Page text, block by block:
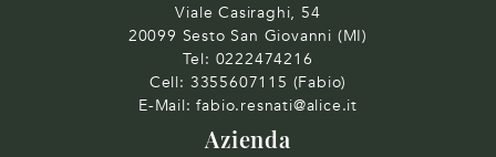
Viale Casiraghi, 54
20099 Sesto San Giovanni (MI)
Tel: 0222474216
Cell: 3355607115 (Fabio)
E-Mail: fabio.resnati@alice.it
Azienda